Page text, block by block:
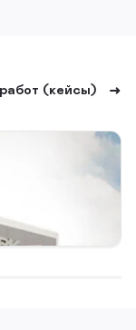
(кейсы)
20 секунд